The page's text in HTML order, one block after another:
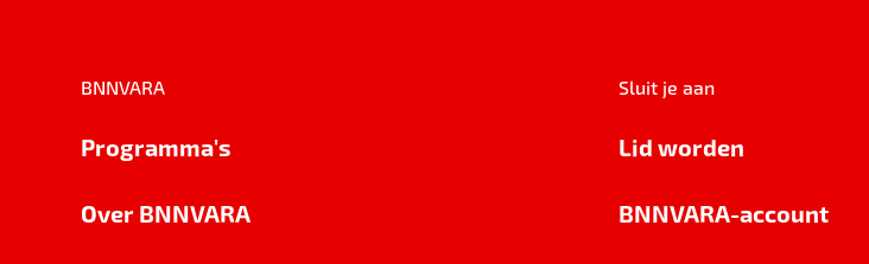
BNNVARA
Programma's
Over BNNVARA
Sluit je aan
Lid worden
BNNVARA-account